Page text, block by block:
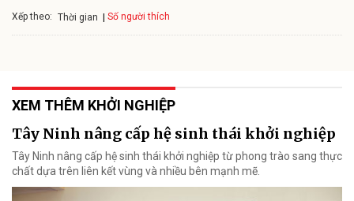
Xếp theo: Thời gian Số người thích
XEM THÊM KHỞI NGHIỆP
Tây Ninh nâng cấp hệ sinh thái khởi nghiệp
Tây Ninh nâng cấp hệ sinh thái khởi nghiệp từ phong trào sang thực
chất dựa trên liên kết vùng và nhiều bên mạnh mẽ.